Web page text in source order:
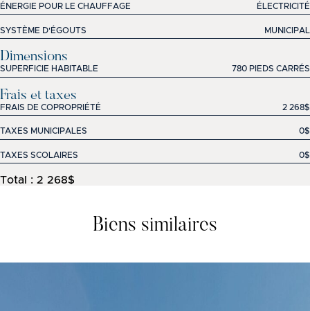
ÉNERGIE POUR LE CHAUFFAGE ÉLECTRICITÉ
SYSTÈME D'ÉGOUTS MUNICIPAL
Dimensions
SUPERFICIE HABITABLE 780 PIEDS CARRÉS
Frais et taxes
FRAIS DE COPROPRIÉTÉ 2 268$
TAXES MUNICIPALES 0$
TAXES SCOLAIRES 0$
Total : 2 268$
Biens similaires